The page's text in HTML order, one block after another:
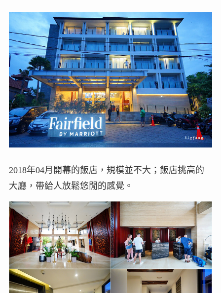
2018年04月開幕的飯店，規模並不大；飯店挑高的
大廳，帶給人放鬆悠閒的感覺。